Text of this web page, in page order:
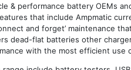
& performance battery OEMs
that include Ampmatic
and forget’ maintenance
dead-flat batteries other
with the most efficient use